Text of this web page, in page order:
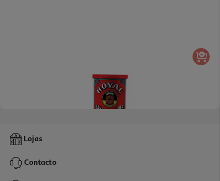
Fermento E Leveduras Royal Lata 113g
2,34 €
Lojas
Contacto